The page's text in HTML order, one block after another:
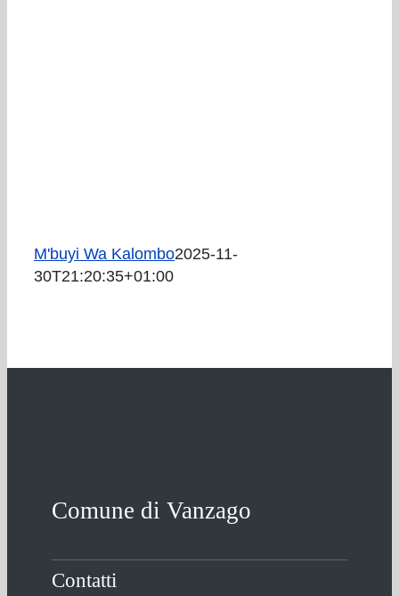
M'buyi Wa Kalombo2025-11-
30T21:20:35+01:00
Comune di Vanzago
Contatti